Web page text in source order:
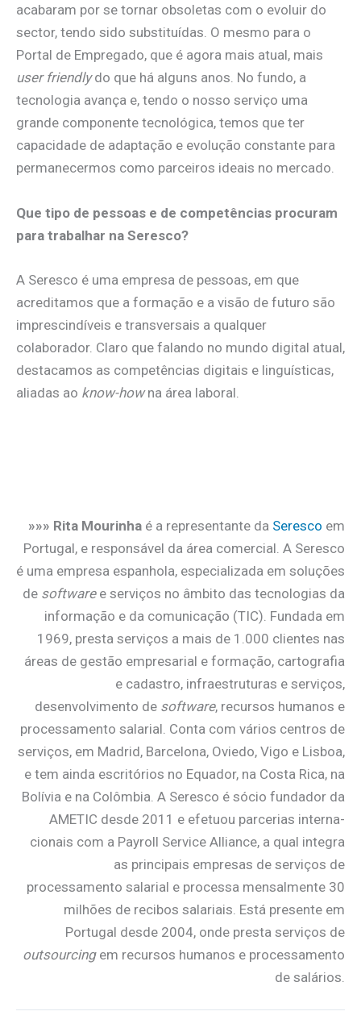
acabaram por se tornar obsoletas com o evoluir do
sector, tendo sido substituídas. O mesmo para o
Portal de Empregado, que é agora mais atual, mais
user friendlydo que há alguns anos. No fundo, a
tecnologia avança e, tendo o nosso serviço uma
grande componente tecnológica, temos que ter
capacidade de adaptação e evolução constante para
permanecermos como parceiros ideais no mercado.
Que tipo de pessoas e de competências procuram
para trabalhar na Seresco?
A Seresco é uma empresa de pessoas, em que
acreditamos que a formação e a visão de futuro são
imprescindíveis e transversais a qualquer
colaborador. Claro que falando no mundo digital atual,
destacamos as competências digitais e linguísticas,
aliadas ao know-howna área laboral.
»»» Rita Mourinha é a representante da Seresco em
Portugal, e responsável da área comercial. A Seresco
é uma empresa espanhola, especializada em soluções
de softwaree serviços no âmbito das tecnologias da
informação e da comunicação (TIC). Fundada em
1969, presta serviços a mais de 1.000 clientes nas
áreas de gestão empresarial e formação, cartografia
e cadastro, infraestruturas e serviços,
desenvolvimento de software, recursos humanos e
processamento salarial. Conta com vários centros de
serviços, em Madrid, Barcelona, Oviedo, Vigo e Lisboa,
e tem ainda escritórios no Equador, na Costa Rica, na
Bolívia e na Colômbia. A Seresco é sócio fundador da
AMETIC desde 2011 e efetuou parcerias interna­
cionais com a Payroll Service Alliance, a qual integra
as principais em­presas de serviços de
processamento salarial e processa mensalmente 30
milhões de recibos salariais. Está presente em
Portugal desde 2004, onde presta serviços de
outsourcingem recursos humanos e processamento
de salários.